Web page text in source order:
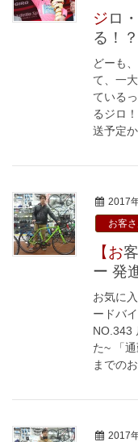
ジロ・デ・イタリアがなくなってい
る！？
どーも
て、一
ている
るジロ
送予定
2017
お客
【お客さん】スペシャライズド アレ
ー 発
お気に
ードバ
NO.343
た~ 「
までの
2017